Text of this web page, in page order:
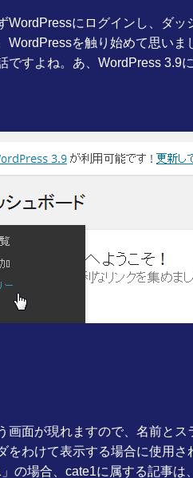
WordPressにログインし、ダッ
WordPressを触り始めて思い
ですよね。あ、WordPress 3.9
画面が現れますので、名前と
をわけて表示する場合に使用さ
の場合、cate1に属する記事は